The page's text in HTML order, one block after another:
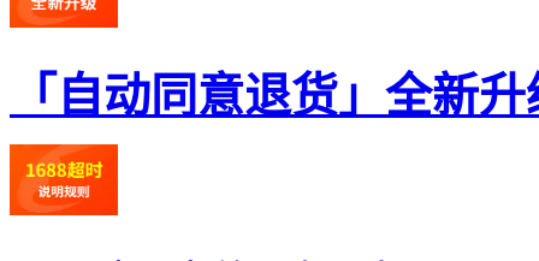
「自动同意退货」全新